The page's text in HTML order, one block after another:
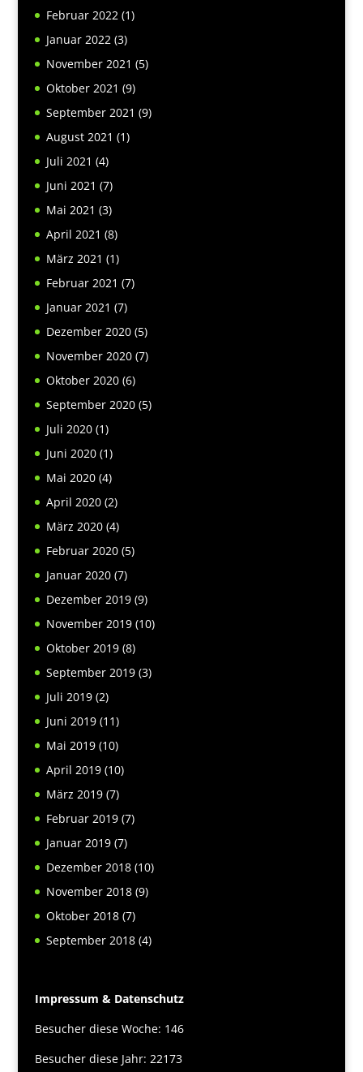
Februar 2022(1)
Januar 2022(3)
November 2021 (5)
Oktober 2021 (9)
September 2021 (9)
August 2021 (1)
Juli 2021 (4)
Juni 2021 (7)
Mai 2021 (3)
April 2021 (8)
März 2021 (1)
Februar 2021 (7)
Januar 2021 (7)
Dezember 2020(5)
November 2020(7)
Oktober 2020(6)
September 2020(5)
Juli 2020(1)
Juni 2020(1)
Mai 2020(4)
April 2020(2)
März 2020(4)
Februar 2020(5)
Januar 2020(7)
Dezember 2019(9)
November 2019(10)
Oktober 2019(8)
September 2019(3)
Juli 2019(2)
Juni 2019(11)
Mai 2019(10)
April 2019(10)
März 2019(7)
Februar 2019(7)
Januar 2019(7)
Dezember 2018(10)
November 2018(9)
Oktober 2018(7)
September 2018(4)
Impressum & Datenschutz
Besucher diese Woche: 146
Besucher diese Jahr: 22173